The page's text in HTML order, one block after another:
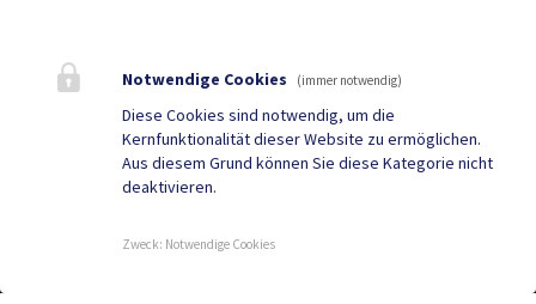
App
Wirtschaft &
Dienstleistungen
Vereine
Gemeindezeitung
Termine
Notwendige Cookies (immer notwendig)
Diese Cookies sind notwendig, um die
Kernfunktionalität dieser Website zu ermöglichen.
Aus diesem Grund können Sie diese Kategorie nicht
deaktivieren.
Zweck: Notwendige Cookies